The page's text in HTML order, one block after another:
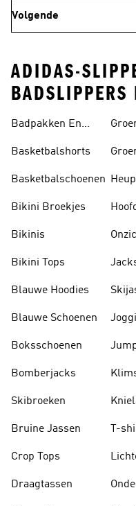
Volgende
ADIDAS-
BADSLIPPERS
Badpakken En
Basketbalshorts
Basketbalschoenen
Bikini Broekjes
Bikinis
Bikini Tops
Blauwe Hoodies
Blauwe Schoenen
Boksschoenen
Bomberjacks
Skibroeken
Bruine Jassen
Crop Tops
Draagtassen
T-